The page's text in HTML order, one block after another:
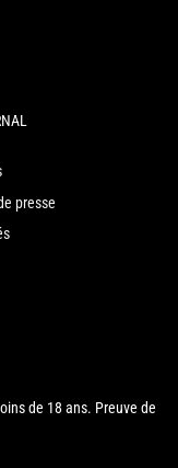
presse
de 18 ans. Preuve de